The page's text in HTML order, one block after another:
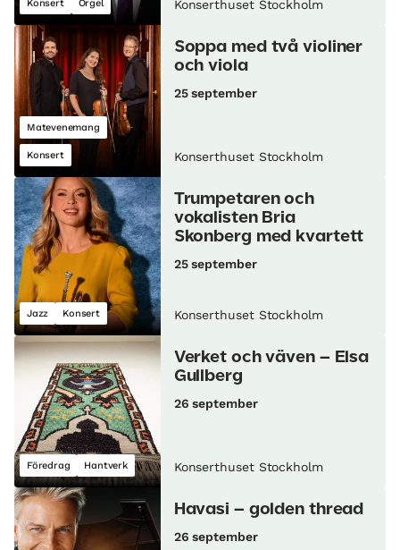
Konsert Orgel Konserthuset Stockholm
Matevenemang
Konsert
Soppa med två violiner
och viola
25 september
Konserthuset Stockholm
Jazz Konsert
Trumpetaren och
vokalisten Bria
Skonberg med kvartett
25 september
Konserthuset Stockholm
Föredrag Hantverk
Verket och väven – Elsa
Gullberg
26 september
Konserthuset Stockholm
Havasi – golden thread
26 september